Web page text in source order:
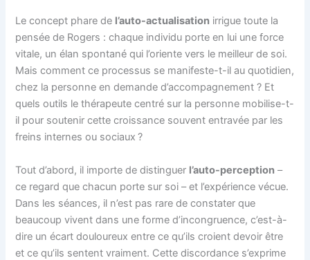
Le concept phare de l’auto-actualisation irrigue toute la
pensée de Rogers : chaque individu porte en lui une force
vitale, un élan spontané qui l’oriente vers le meilleur de soi.
Mais comment ce processus se manifeste-t-il au quotidien,
chez la personne en demande d’accompagnement ? Et
quels outils le thérapeute centré sur la personne mobilise-t-
il pour soutenir cette croissance souvent entravée par les
freins internes ou sociaux ?
Tout d’abord, il importe de distinguer l’auto-perception –
ce regard que chacun porte sur soi – et l’expérience vécue.
Dans les séances, il n’est pas rare de constater que
beaucoup vivent dans une forme d’incongruence, c’est-à-
dire un écart douloureux entre ce qu’ils croient devoir être
et ce qu’ils sentent vraiment. Cette discordance s’exprime